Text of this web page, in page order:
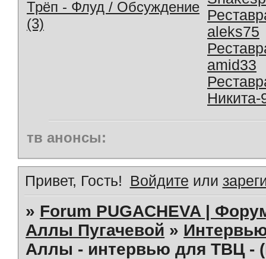
Трёп - Флуд / Обсуждение
(3)
aleks75
amid33
Никита-
тв анонсы:
Привет, Гость! Войдите или
» Forum PUGACHEVA |
Аллы Пугачевой »
Аллы - интервью для ТВЦ -